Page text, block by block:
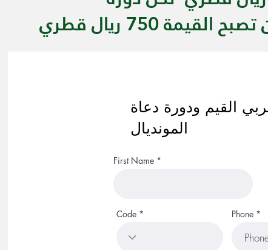
750 ريال قطري
القيم ودورة دعاة
المونديال
First Name
Code Phone